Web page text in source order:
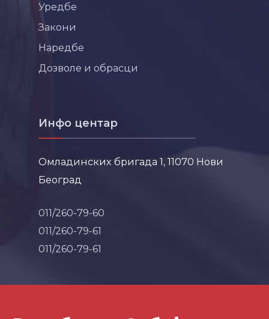
Уредбе
Закони
Наредбе
Дозволе и обрасци
Инфо центар
Омладинских бригада 1, 11070 Нови
Београд
011/260-79-60
011/260-79-61
011/260-79-61